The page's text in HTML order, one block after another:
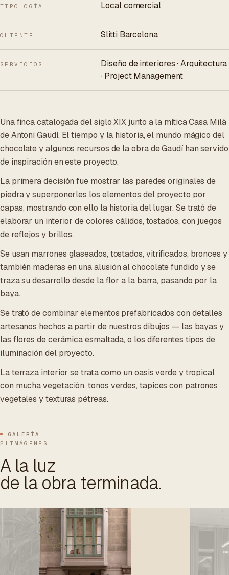
TIPOLOGÍA Local comercial
CLIENTE Slitti Barcelona
SERVICIOS
Diseño de interiores · Arquitectura
· Project Management
Una finca catalogada del siglo XIX junto a la mítica Casa Milà
de Antoni Gaudí. El tiempo y la historia, el mundo mágico del
chocolate y algunos recursos de la obra de Gaudí han servido
de inspiración en este proyecto.
La primera decisión fue mostrar las paredes originales de
piedra y superponerles los elementos del proyecto por
capas, mostrando con ello la historia del lugar. Se trató de
elaborar un interior de colores cálidos, tostados, con juegos
de reflejos y brillos.
Se usan marrones glaseados, tostados, vitrificados, bronces y
también maderas en una alusión al chocolate fundido y se
traza su desarrollo desde la flor a la barra, pasando por la
baya.
Se trató de combinar elementos prefabricados con detalles
artesanos hechos a partir de nuestros dibujos — las bayas y
las flores de cerámica esmaltada, o los diferentes tipos de
iluminación del proyecto.
La terraza interior se trata como un oasis verde y tropical
con mucha vegetación, tonos verdes, tapices con patrones
vegetales y texturas pétreas.
GALERÍA
21IMÁGENES
A la luz
de la obra terminada.